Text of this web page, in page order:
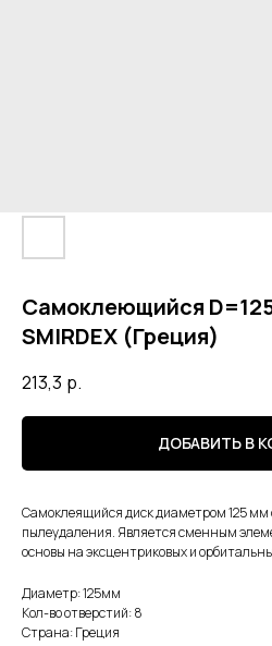
Самоклеющийся
SMIRDEX (Греция)
213,3 р.
ДОБАВИТЬ В
Самоклеящийся диск диаметром 125 мм
пылеудаления. Является сменным
основы на эксцентриковых и
Диаметр: 125мм
Кол-во отверстий: 8
Страна: Греция